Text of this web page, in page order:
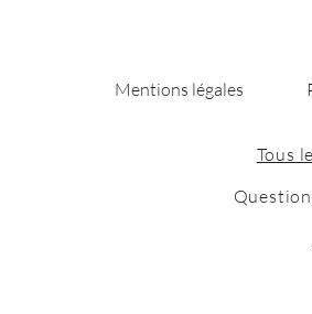
Mentions légales
Tous